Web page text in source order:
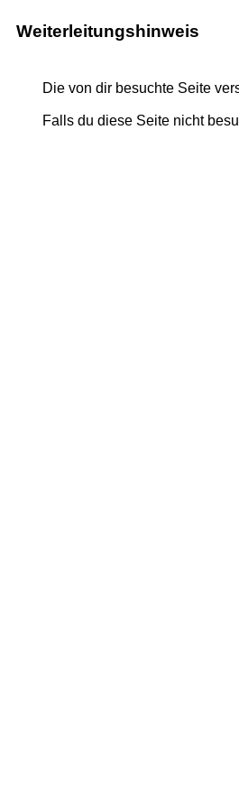
Weiterleitungshinweis
Die von dir besuchte Seite
Falls du diese Seite nicht